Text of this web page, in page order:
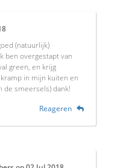
(natuurlijk)
ben overgestapt van
green, en krijg
in mijn kuiten en
de smeersels) dank!
Reageren